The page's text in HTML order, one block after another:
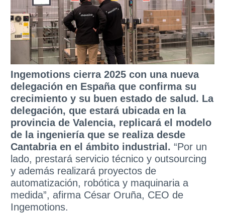
Ingemotions cierra 2025 con una nueva
delegación en España que confirma su
crecimiento y su buen estado de salud. La
delegación, que estará ubicada en la
provincia de Valencia, replicará el modelo
de la ingeniería que se realiza desde
Cantabria en el ámbito industrial. “Por un
lado, prestará servicio técnico y outsourcing
y además realizará proyectos de
automatización, robótica y maquinaria a
medida”, afirma César Oruña, CEO de
Ingemotions.